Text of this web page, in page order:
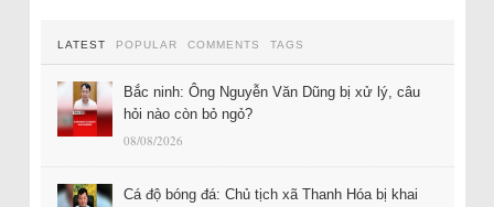
LATEST POPULAR COMMENTS TAGS
Bắc ninh: Ông Nguyễn Văn Dũng bị xử lý, câu
hỏi nào còn bỏ ngỏ?
08/08/2026
Cá độ bóng đá: Chủ tịch xã Thanh Hóa bị khai